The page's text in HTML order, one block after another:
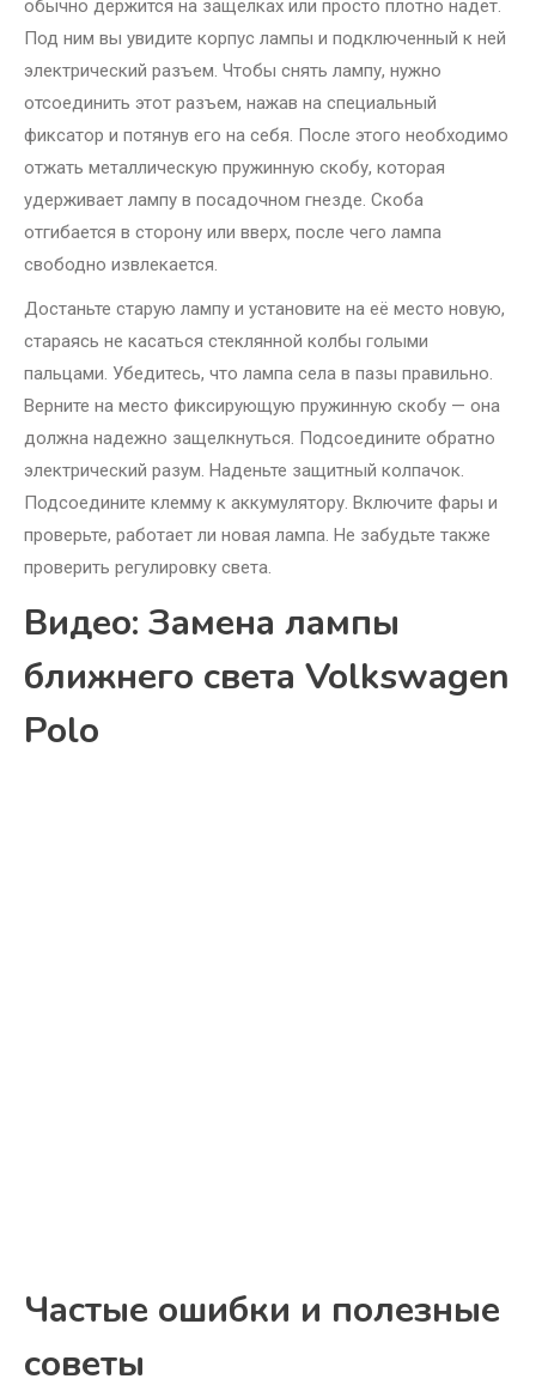
обычно держится на защелках или просто плотно надет.
Под ним вы увидите корпус лампы и подключенный к ней
электрический разъем. Чтобы снять лампу, нужно
отсоединить этот разъем, нажав на специальный
фиксатор и потянув его на себя. После этого необходимо
отжать металлическую пружинную скобу, которая
удерживает лампу в посадочном гнезде. Скоба
отгибается в сторону или вверх, после чего лампа
свободно извлекается.
Достаньте старую лампу и установите на её место новую,
стараясь не касаться стеклянной колбы голыми
пальцами. Убедитесь, что лампа села в пазы правильно.
Верните на место фиксирующую пружинную скобу — она
должна надежно защелкнуться. Подсоедините обратно
электрический разум. Наденьте защитный колпачок.
Подсоедините клемму к аккумулятору. Включите фары и
проверьте, работает ли новая лампа. Не забудьте также
проверить регулировку света.
Видео: Замена лампы
ближнего света Volkswagen
Polo
Частые ошибки и полезные
советы